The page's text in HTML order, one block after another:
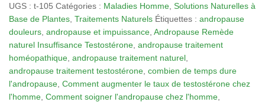
105
:
Andropause
Remède
naturel
Insuffisance
Testostérone
UGS : t-105 Catégories : Maladies Homme Solutions Naturelles à
Base de Plantes Traitements Naturels Étiquettes : andropause
douleurs andropause et impuissance Andropause Remède
naturel Insuffisance Testostérone andropause traitement
homéopathique andropause traitement naturel
andropause traitement testostérone combien de temps dure
l'andropause Comment augmenter le taux de testostérone chez
l'homme Comment soigner l'andropause chez l'homme